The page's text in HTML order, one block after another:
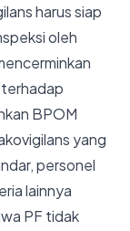
harus siap
oleh
BPOM
yang
personel
lainnya
PF tidak